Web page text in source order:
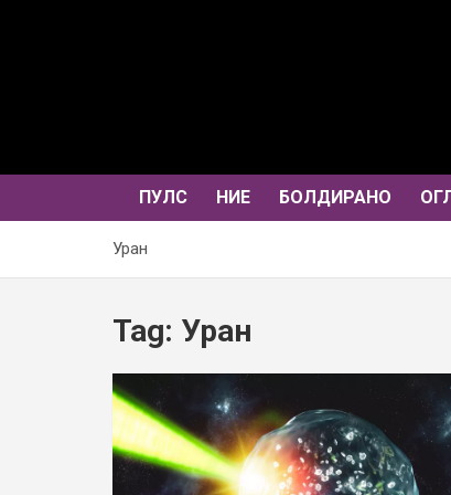
ПУЛС НИЕ БОЛДИРАНО
Уран
Tag: Уран